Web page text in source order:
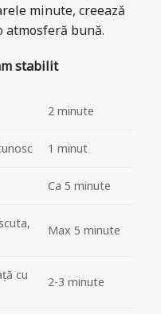
minute, creează
atmosferă bună.
stabilit
2 minute
1 minut
Ca 5 minute
Max 5 minute
cu
2-3 minute